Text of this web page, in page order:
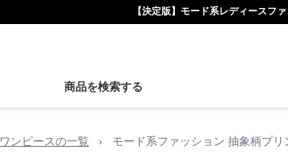
【決定版】モード系レディースフ
商品を検索する
ワンピースの一覧 › モード系ファッション 抽象柄プ